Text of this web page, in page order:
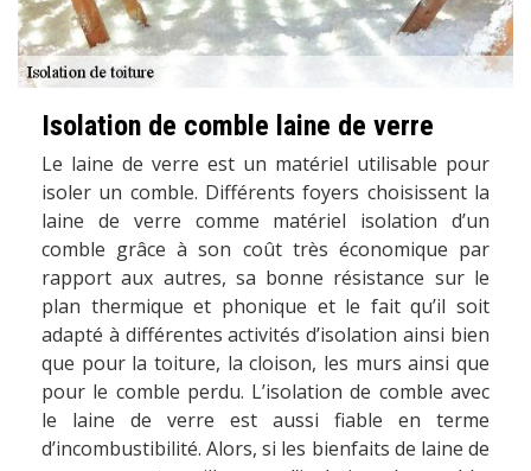
Isolation de comble laine de verre
Le laine de verre est un matériel utilisable pour
isoler un comble. Différents foyers choisissent la
laine de verre comme matériel isolation d’un
comble grâce à son coût très économique par
rapport aux autres, sa bonne résistance sur le
plan thermique et phonique et le fait qu’il soit
adapté à différentes activités d’isolation ainsi bien
que pour la toiture, la cloison, les murs ainsi que
pour le comble perdu. L’isolation de comble avec
le laine de verre est aussi fiable en terme
d’incombustibilité. Alors, si les bienfaits de laine de